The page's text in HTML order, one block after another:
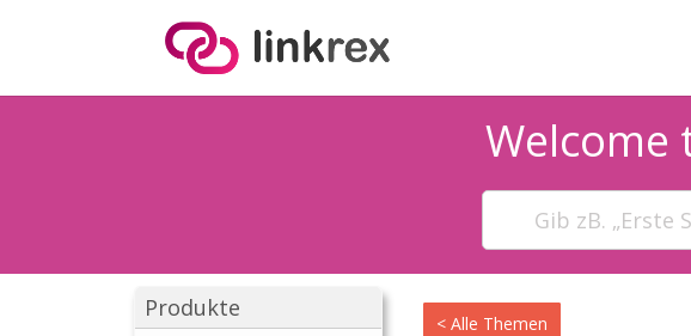
Welcome
Produkte
< Alle Themen